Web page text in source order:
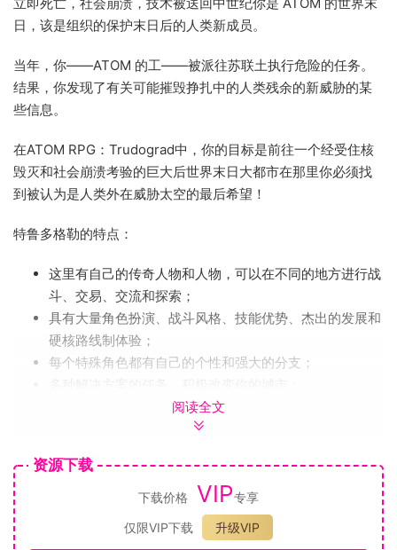
日，该是组织的保护末日后的人类新成员。
当年，你——ATOM 的工——被派往苏联土执行危险的任务。
结果，你发现了有关可能摧毁挣扎中的人类残余的新威胁的某
些信息。
在ATOM RPG：Trudograd中，你的目标是前往一个经受住核
毁灭和社会崩溃考验的巨大后世界末日大都市在那里你必须找
到被认为是人类外在威胁太空的最后希望！
特鲁多格勒的特点：
这里有自己的传奇人物和人物，可以在不同的地方进行战
斗、交易、交流和探索；
具有大量角色扮演、战斗风格、技能优势、杰出的发展和
硬核路线制体验；
每个特殊角色都有自己的个性和强大的分支；
能够从我们之前的英雄的游戏中转移你的（ATOM
新也是你很不错的一款游戏，而且会很容易让你了解你对
海豹的知识和能力；
这个游戏包含了我们之前的标题的变化，这些变化是受用
户反馈的启发。
阅读全文
资源下载
下载价格 VIP专享
仅限VIP下载
升级VIP